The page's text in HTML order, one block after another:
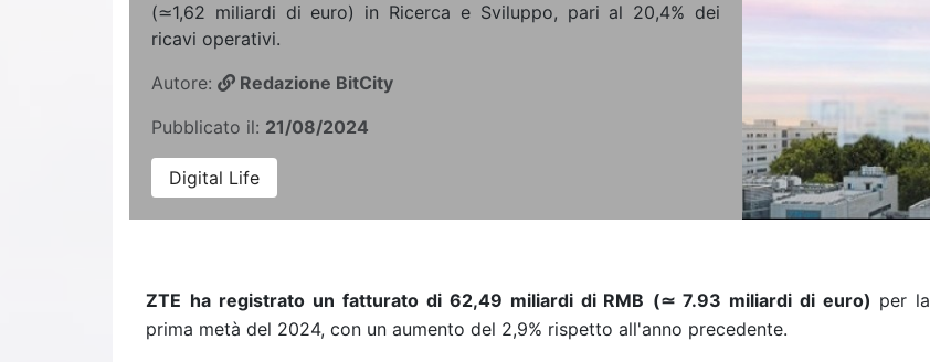
(≃1,62 miliardi di euro) in Ricerca e Sviluppo, pari al 20,4% dei
ricavi operativi.
Autore:
Redazione BitCity
Pubblicato il: 21/08/2024
Digital Life
ZTE ha registrato un fatturato di 62,49 miliardi di RMB (≃ 7.93 miliardi di euro) per la
prima metà del 2024, con un aumento del 2,9% rispetto all'anno precedente.